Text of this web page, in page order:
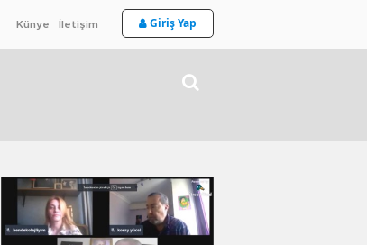
Künye İletişim Giriş Yap